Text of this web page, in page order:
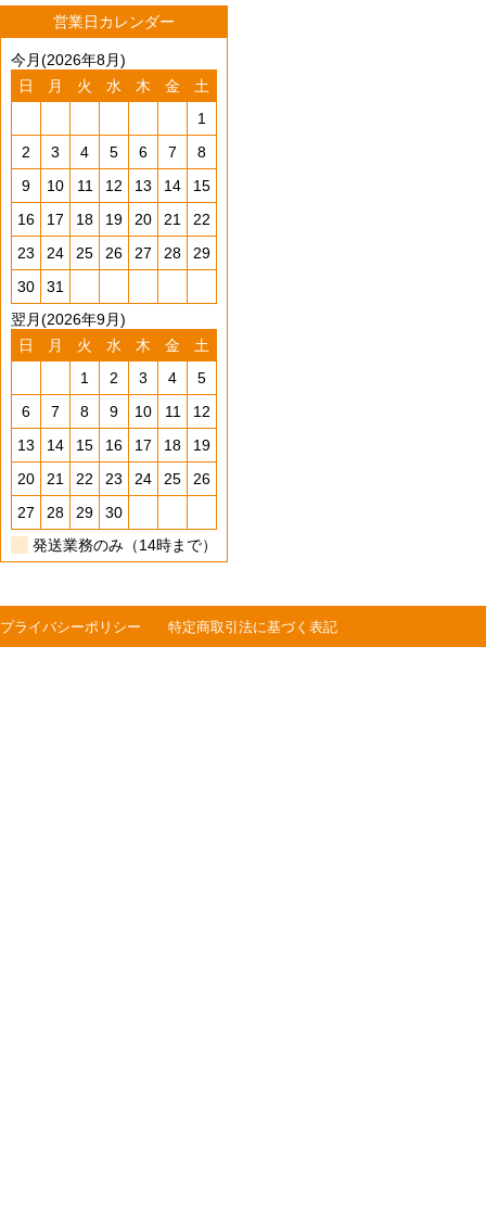
営業日カレンダー
今月(2026年8月)
日
月 火 水 木 金
土
1
2
3 4 5 6 7
8
9
10 11 12 13 14
15
16
17 18 19 20 21
22
23
24 25 26 27 28
29
30
31
翌月(2026年9月)
日
月 火 水 木 金
土
1
2 3 4
5
6
7 8 9 10 11
12
13
14 15 16 17 18
19
20
21 22 23 24 25
26
27
28 29
30
発送業務のみ（14時まで）
プライバシーポリシー 特定商取引法に基づく表記